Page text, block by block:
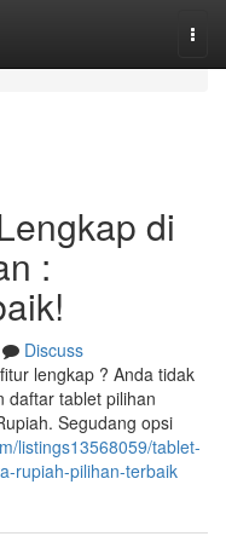
di
:
Discuss
lengkap ? Anda tidak
daftar tablet pilihan
Segudang opsi
listings13568059/tablet-
rupiah-pilihan-terbaik